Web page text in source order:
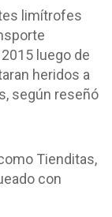
limítrofes
luego de
heridos a
según reseñó
Tienditas,
con